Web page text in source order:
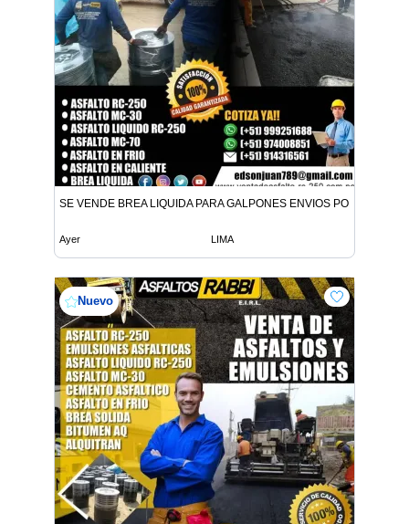
SE VENDE BREA LIQUIDA PARA GALPONES ENVIOS POR
Ayer LIMA
Nuevo